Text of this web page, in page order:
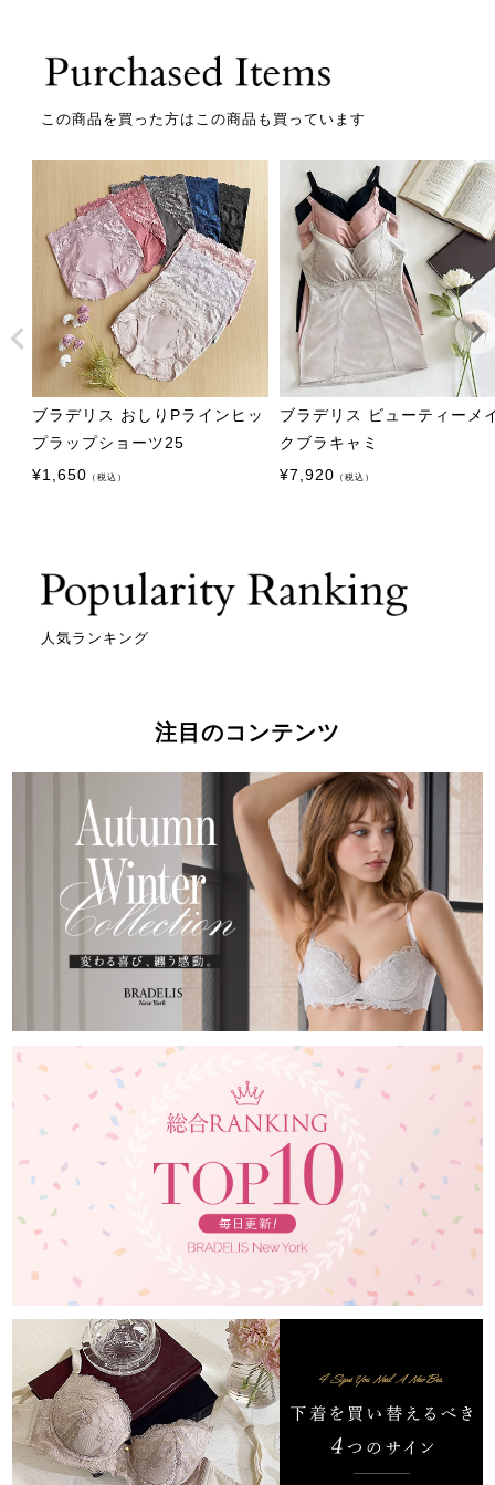
この商品を買った方はこの商品も買っています
ブラデリス おしりPラインヒッ
プラップショーツ25
¥1,650 （税込）
ブラデリス ビューティーメ
クブラキャミ
¥7,920 （税込）
人気ランキング
注目のコンテンツ